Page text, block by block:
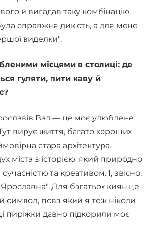
й вигадав таку комбінацію.
справжня дикість, а для мене
виделки".
місцями в столиці: де
гуляти, пити каву й
Вал — це моє улюблене
вирує життя, багато хороших
стара архітектура.
міста з історією, який природно
сучасністю та креативом. І, звісно,
Для багатьох киян це
символ, повз який я теж ніколи
пиріжки давно підкорили моє